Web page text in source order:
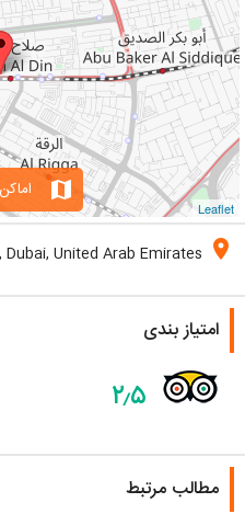
Leaflet
map
location_on
United Arab Emirates
امتیاز بندی
۲٫۵
مطالب مرتبط